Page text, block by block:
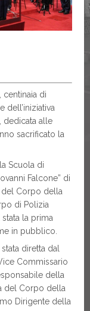
di
dell’iniziativa
dedicata alle
sacrificato la
Scuola di
Falcone” di
del Corpo della
di Polizia
la prima
in pubblico.
diretta dal
Commissario
della
del Corpo della
Dirigente della